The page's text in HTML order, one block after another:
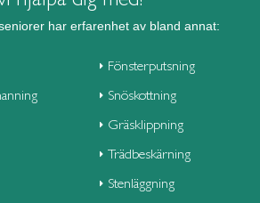
har erfarenhet av bland annat:
Fönsterputsning
Snöskottning
Gräsklippning
Trädbeskärning
Stenläggning